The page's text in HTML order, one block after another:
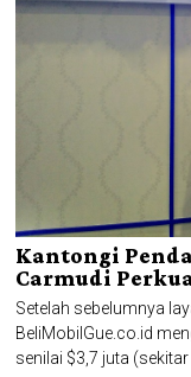
Kantongi
Carmudi
Setelah sebelumnya
BeliMobilGue.co.id
senilai $3,7 juta